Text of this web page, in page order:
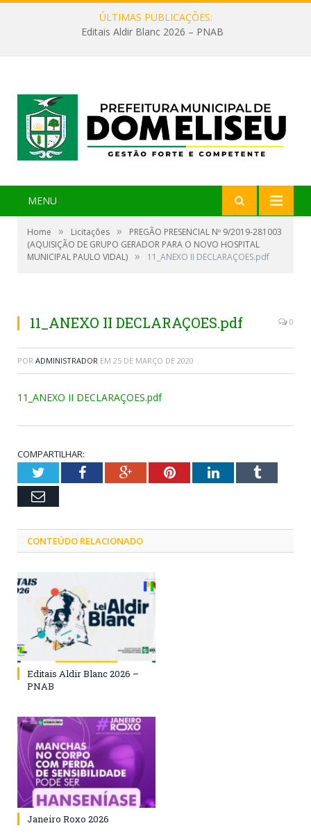
ÚLTIMAS PUBLICAÇÕES:
Editais Aldir Blanc 2026 – PNAB
MENU
Home » Licitações »
PREGÃO PRESENCIAL Nº 9/2019-281003
(AQUISIÇÃO DE GRUPO GERADOR PARA O NOVO HOSPITAL
MUNICIPAL PAULO VIDAL) » 11_ANEXO II DECLARAÇOES.pdf
11_ANEXO II DECLARAÇOES.pdf 0
POR ADMINISTRADOR EM 25 DE MARÇO DE 2020
11_ANEXO II DECLARAÇOES.pdf
COMPARTILHAR:
TwitterFacebookGoogle+PinterestLinkedInTumblr
Email
CONTEÚDO RELACIONADO
Editais Aldir Blanc 2026 –
PNAB
Janeiro Roxo 2026